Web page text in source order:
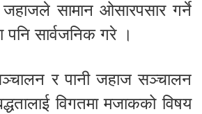
जहाजले सामान ओसारपसार गर्ने
पनि सार्वजनिक गरे ।
र पानी जहाज सञ्चालन
विगतमा मजाकको विषय